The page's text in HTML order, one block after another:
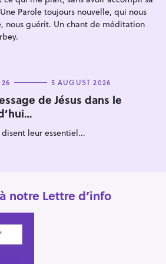
Parole toujours nouvelle, qui nous
nous guérit. Un chant de méditation
5 AUGUST 2026
de Jésus dans le
leur essentiel...
notre Lettre d’info